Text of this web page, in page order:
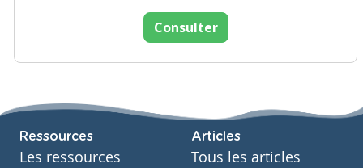
Consulter
Ressources
Les ressources
Articles
Tous les articles